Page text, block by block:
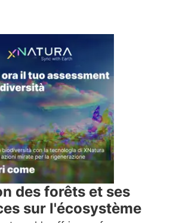
des forêts et ses
sur l'écosystème